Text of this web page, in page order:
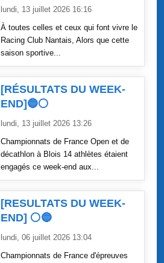
lundi, 13 juillet 2026 16:16
À toutes celles et ceux qui font vivre le
Racing Club Nantais, Alors que cette
saison sportive...
[RÉSULTATS DU WEEK-
END]🔵⚪
lundi, 13 juillet 2026 13:26
Championnats de France Open et de
décathlon à Blois 14 athlètes étaient
engagés ce week-end aux...
[RESULTATS DU WEEK-
END] ⚪🔵
lundi, 06 juillet 2026 13:04
Championnats de France d'épreuves